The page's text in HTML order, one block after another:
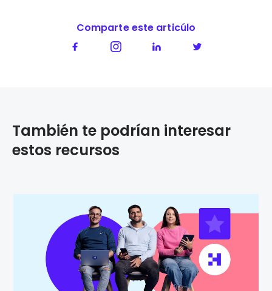
Comparte este articúlo
También te podrían interesar
estos recursos